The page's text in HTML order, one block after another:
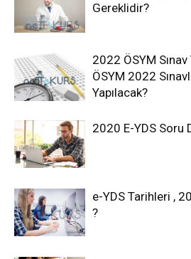
Gereklidir?
2022 ÖSYM
ÖSYM 2022
Yapılacak?
2020 E-YDS Soru
e-YDS Tarihleri ,
?